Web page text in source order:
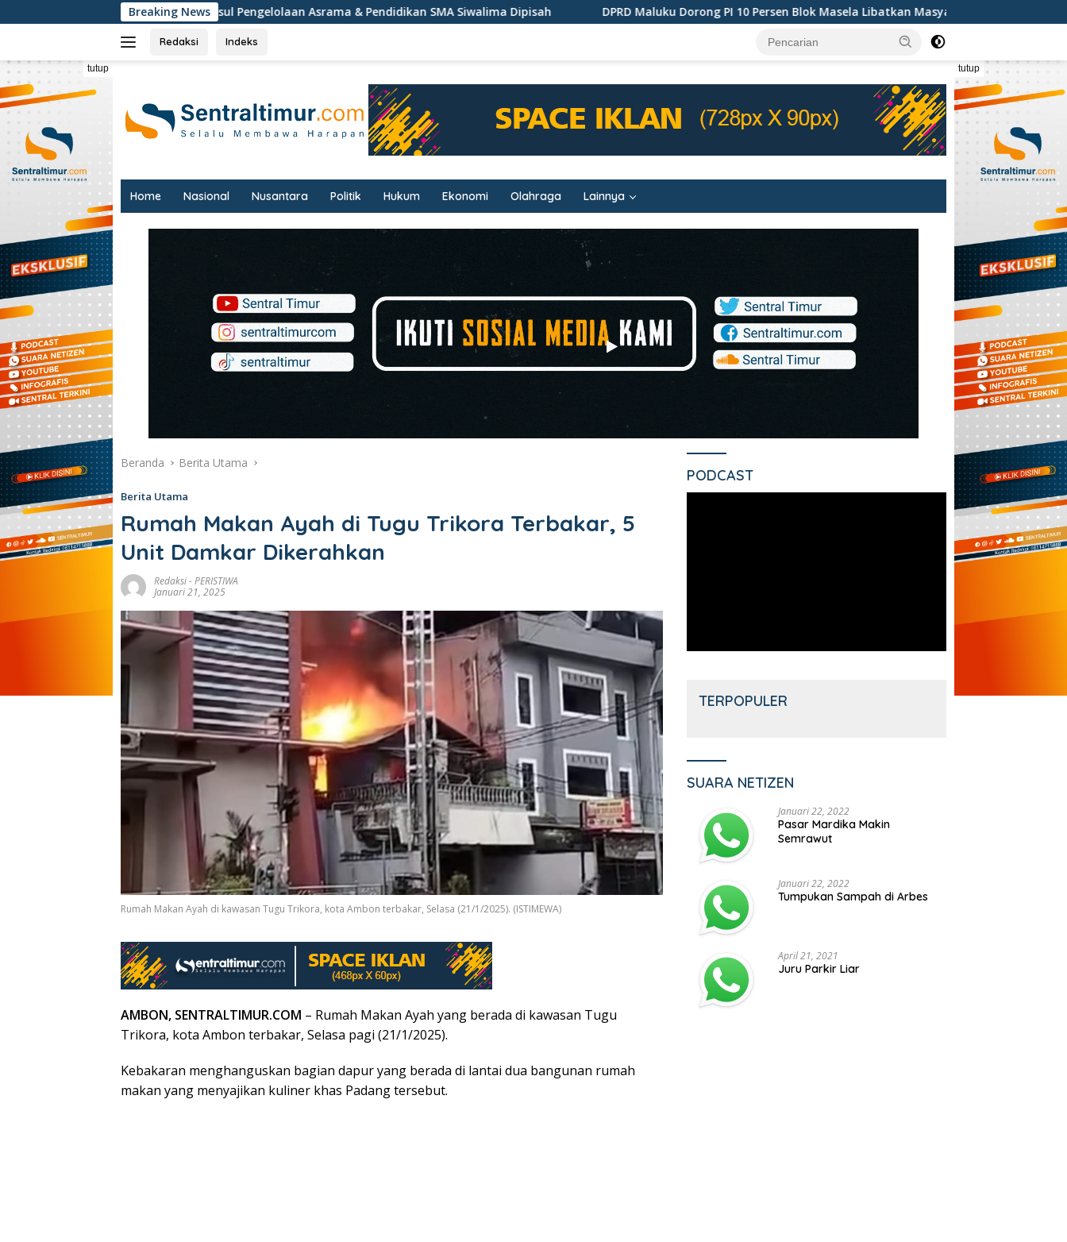
ke
Breaking News
DPRD Maluku Usul Pengelolaan Asrama & Pendidikan SMA Siwalima Dipisah DPRD Maluku Dorong PI 10 Persen Blok Masela Libatkan Masyarakat Lokal
Redaksi Indeks
tutup tutup
Home Nasional Nusantara Politik Hukum Ekonomi Olahraga Lainnya
Beranda Berita Utama
Berita Utama
Rumah Makan Ayah di Tugu Trikora Terbakar, 5
Unit Damkar Dikerahkan
Redaksi-PERISTIWA
Januari 21, 2025
Rumah Makan Ayah di kawasan Tugu Trikora, kota Ambon terbakar, Selasa (21/1/2025). (ISTIMEWA)
AMBON, SENTRALTIMUR.COM – Rumah Makan Ayah yang berada di kawasan Tugu
Trikora, kota Ambon terbakar, Selasa pagi (21/1/2025).
Kebakaran menghanguskan bagian dapur yang berada di lantai dua bangunan rumah
makan yang menyajikan kuliner khas Padang tersebut.
PODCAST
TERPOPULER
SUARA NETIZEN
Januari 22, 2022
Pasar Mardika Makin
Semrawut
Januari 22, 2022
Tumpukan Sampah di Arbes
April 21, 2021
Juru Parkir Liar